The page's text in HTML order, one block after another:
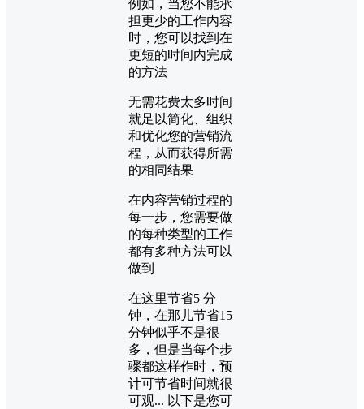
例如，当您不能承
担更少的工作内容
时，您可以找到在
更短的时间内完成
的方法
无需花费太多时间
就足以简化、组织
和优化您的营销流
程，从而获得所需
的相同结果
在内容营销过程的
每一步，您需要做
的每种类型的工作
都有多种方法可以
做到
在这里节省5 分
钟，在那儿节省15
分钟似乎不是很
多，但是当每个步
骤都这样作时，预
计可节省时间就很
可观... 以下是您可